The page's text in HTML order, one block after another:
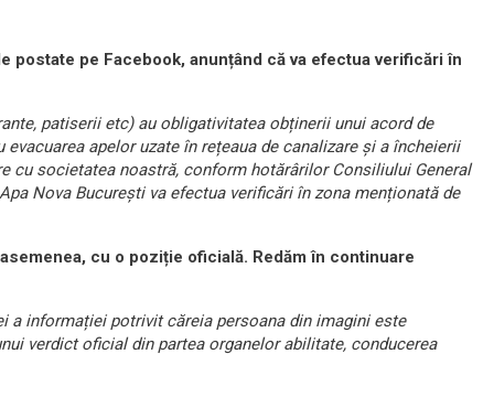
postate pe Facebook, anunțând că va efectua verificări în
patiserii etc) au obligativitatea obținerii unui acord de
apelor uzate în rețeaua de canalizare și a încheierii
cu societatea noastră, conform hotărârilor Consiliului General
Nova București va efectua verificări în zona menționată de
cu o poziție oficială. Redăm în continuare
a informației potrivit căreia persoana din imagini este
verdict oficial din partea organelor abilitate, conducerea